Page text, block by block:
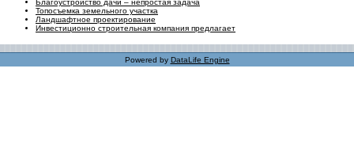
Благоустройство дачи – непростая задача
Топосъемка земельного участка
Ландшафтное проектирование
Инвестиционно строительная компания предлагает
Powered by DataLife Engine